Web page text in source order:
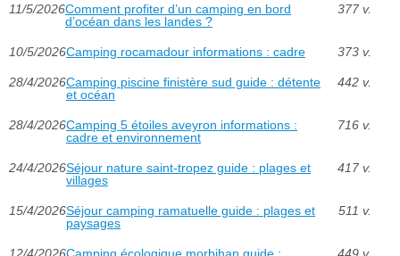
11/5/2026Comment profiter d’un camping en bord
d’océan dans les landes ?
377 v.
10/5/2026Camping rocamadour informations : cadre 373 v.
28/4/2026Camping piscine finistère sud guide : détente
et océan
442 v.
28/4/2026Camping 5 étoiles aveyron informations :
cadre et environnement
716 v.
24/4/2026Séjour nature saint-tropez guide : plages et
villages
417 v.
15/4/2026Séjour camping ramatuelle guide : plages et
paysages
511 v.